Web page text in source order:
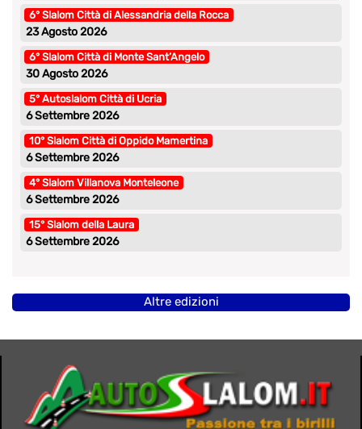
6° Slalom Città di Alessandria della Rocca
23 Agosto 2026
6° Slalom Città di Monte Sant’Angelo
30 Agosto 2026
5° Autoslalom Città di Ucria
6 Settembre 2026
10° Slalom Città di Oppido Mamertina
6 Settembre 2026
4° Slalom Villanova Monteleone
6 Settembre 2026
15° Slalom della Laura
6 Settembre 2026
Altre edizioni